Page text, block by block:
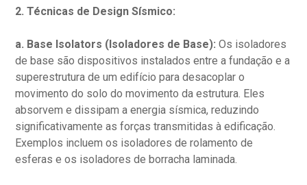
2. Técnicas de Design Sísmico:
a. Base Isolators (Isoladores de Base): Os isoladores
de base são dispositivos instalados entre a fundação e a
superestrutura de um edifício para desacoplar o
movimento do solo do movimento da estrutura. Eles
absorvem e dissipam a energia sísmica, reduzindo
significativamente as forças transmitidas à edificação.
Exemplos incluem os isoladores de rolamento de
esferas e os isoladores de borracha laminada.